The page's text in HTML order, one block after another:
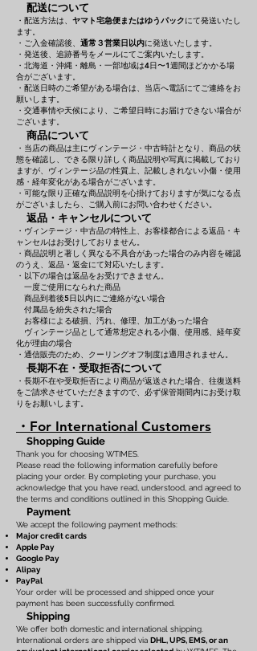
配送について
・配送方法は、 ヤマト宅急便またはゆうパックにて発送いたし
ます。
・ご入金確認後、 通常３営業日以内に発送いたします。
・発送後、追跡番号をメールにてご案内いたします。
・北海道・沖縄・離島・一部地域は4日〜1週間ほどかかる場
合がございます。
・配送日時のご希望がある場合は、当店へ電話にてご連絡をお
願いします。
・交通事情や天候により、ご希望日時にお届けできない場合が
ございます。
商品について
・当店の商品は主にヴィンテージ・中古時計となり、商品の状
態を確認し、できる限り詳しく商品説明や写真に掲載しており
ますが、ヴィンテージ品の性質上、記載しきれない小傷・使用
感・経年変化がある場合がございます。
・可能な限り正確な商品説明を心掛けておりますが気になる点
がございましたら、ご購入前にお問い合わせください。
返品・キャンセルについて
・ヴィンテージ・中古品の特性上、お客様都合による返品・キ
ャンセルはお受けしておりません。
・商品説明と著しく異なる不具合があった場合のみ内容を確認
のうえ、返品・返金にて対応いたします。
・以下の場合は返品をお受けできません。
一度ご使用になられた商品
商品到着後5日以内にご連絡がない場合
付属品を紛失された場合
お客様による破損、汚れ、修理、加工があった場合
ヴィンテージ品として通常想定される小傷、使用感、経年変
化が理由の場合
・通信販売のため、クーリングオフ制度は適用されません。
長期不在・受取拒否について
・長期不在や受取拒否により商品が返送された場合、往復送料
をご請求させていただきますので、必ず保管期間内にお受け取
りをお願いします。
・For International Customers
Shopping Guide
Thank you for choosing WTIMES.
Please read the following information carefully before
placing your order. By completing your purchase, you
acknowledge that you have read, understood, and agreed to
the terms and conditions outlined in this Shopping Guide.
Payment
We accept the following payment methods:
Major credit cards
Apple Pay
Google Pay
Alipay
PayPal
Your order will be processed and shipped once your
payment has been successfully confirmed.
Shipping
We offer both domestic and international shipping.
International orders are shipped via DHL, UPS, EMS, or an